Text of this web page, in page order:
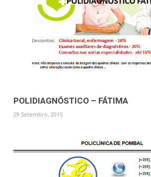
POLIDIAGNÓSTICO – FÁTIMA
29 Setembro, 2015